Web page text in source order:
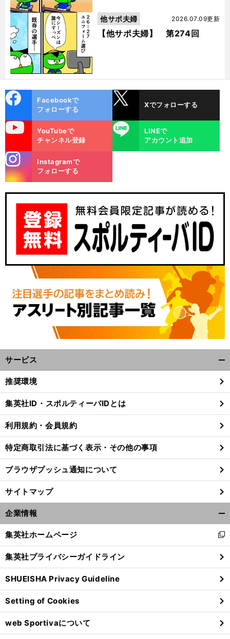
】 【
他
】
【他サポ夫婦】 第274回
2026.07.09更新
他サポ夫婦
ok
Facebookで
フォローする
Xでフォローする
YouTubeで
チャンネル登録
LINE
LINEで
アカウント追加
m
Instagramで
フォローする
サービス
閉
る
推奨環境
集英社ID・スポルティーバIDとは
利用規約・会員規約
特定商取引法に基づく表示・その他の事項
ブラウザプッシュ通知について
サイトマップ
企業情報
閉
る
集英社ホームページ
新
し
い
ウ
ィ
ン
ド
ウ
で
開
集英社プライバシーガイドライン
SHUEISHA Privacy Guideline
Setting of Cookies
web Sportivaについて